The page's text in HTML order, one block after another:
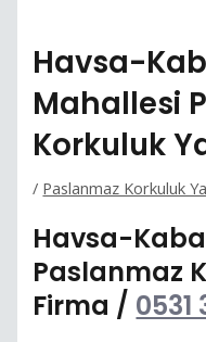
Havsa-
Mahallesi
Korkuluk
/ Paslanmaz Korkuluk
Havsa-
Paslanmaz
Firma / 0531